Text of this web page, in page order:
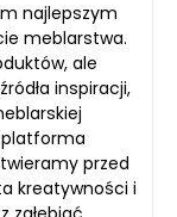
najlepszym
meblarstwa.
ale
inspiracji,
platforma
przed
kreatywności i